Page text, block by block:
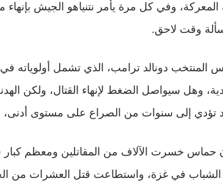
وفي كل مرة يأمر نتنياهو الجيش
وقت لاحق.
المنتخب دونالد ترامب، الذي تشمل أولوياته
وهل سيواصل الضغط لإنهاء القتال، ولكن
قد تؤدي إلى سنوات من الصراع على مستوى
خسرت الآلاف من المقاتلين ومعظم كبار
الشباب في غزة، واستطاعت قتل العشرات من